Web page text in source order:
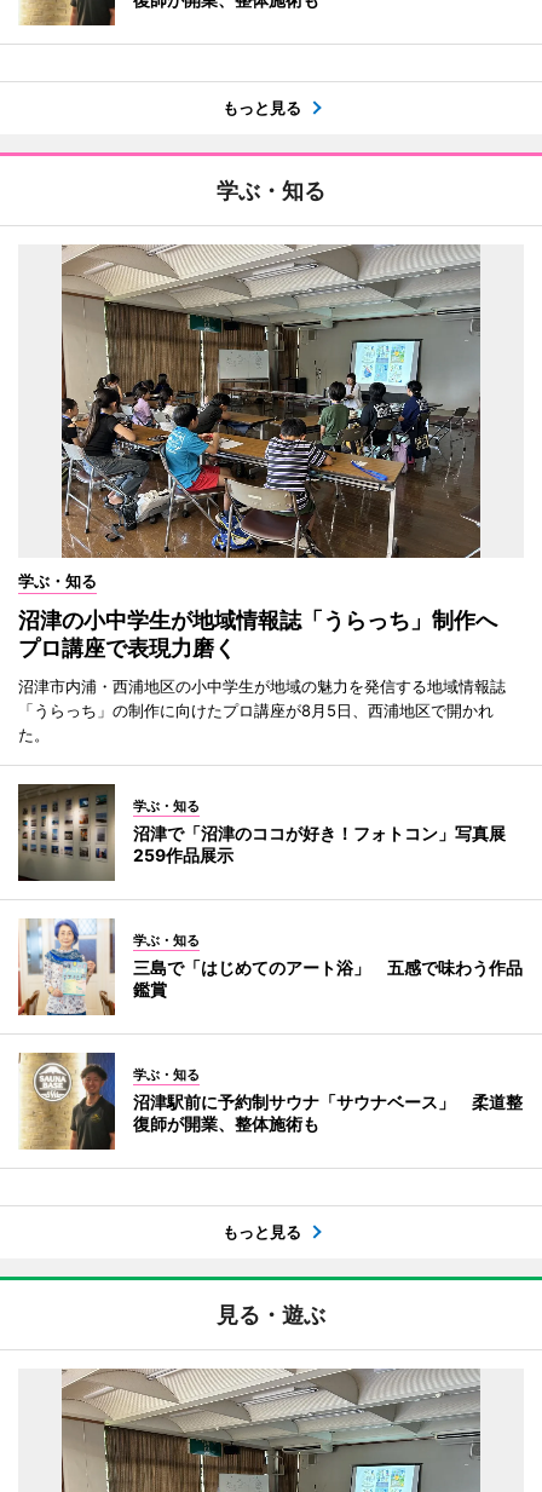
もっと見る
学ぶ・知る
学ぶ・知る
沼津の小中学生が地域情報誌「うらっち」制作へ
プロ講座で表現力磨く
沼津市内浦・西浦地区の小中学生が地域の魅力を発信する地域情報誌
「うらっち」の制作に向けたプロ講座が8月5日、西浦地区で開かれ
た。
学ぶ・知る
沼津で「沼津のココが好き！フォトコン」写真展
259作品展示
学ぶ・知る
三島で「はじめてのアート浴」 五感で味わう作品
鑑賞
学ぶ・知る
沼津駅前に予約制サウナ「サウナベース」 柔道整
復師が開業、整体施術も
もっと見る
見る・遊ぶ